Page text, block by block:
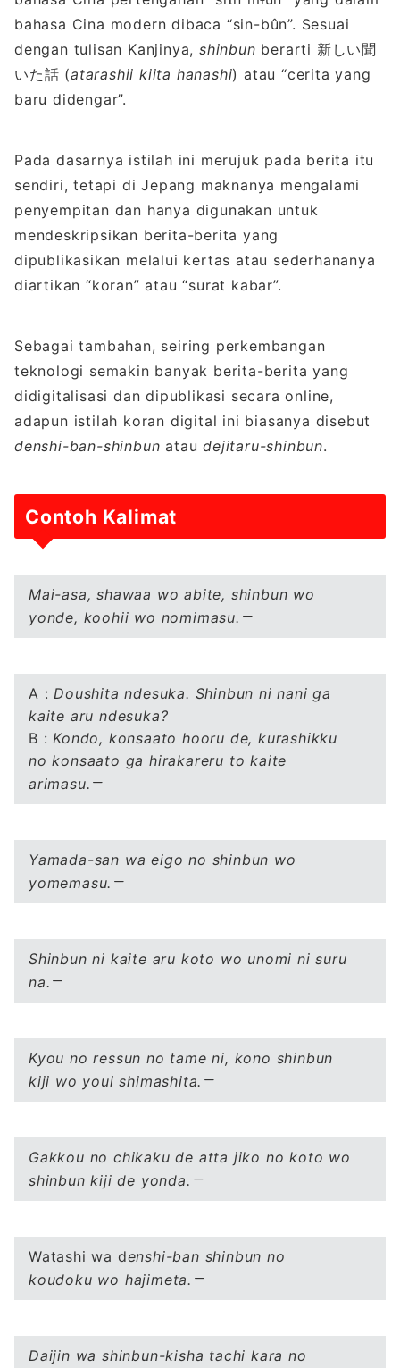
bahasa Cina modern dibaca “sin-bûn”. Sesuai
dengan tulisan Kanjinya,shinbun berarti 新しい聞
いた話 (atarashii kiita hanashi) atau “cerita yang
baru didengar”.
Pada dasarnya istilah ini merujuk pada berita itu
sendiri, tetapi di Jepang maknanya mengalami
penyempitan dan hanya digunakan untuk
mendeskripsikan berita-berita yang
dipublikasikan melalui kertas atau sederhananya
diartikan “koran” atau “surat kabar”.
Sebagai tambahan, seiring perkembangan
teknologi semakin banyak berita-berita yang
didigitalisasi dan dipublikasi secara online,
adapun istilah koran digital ini biasanya disebut
denshi-ban-shinbun ataudejitaru-shinbun.
Contoh Kalimat
Mai-asa, shawaa wo abite, shinbun wo
yonde, koohii wo nomimasu.
A :Doushita ndesuka. Shinbun ni nani ga
kaite aru ndesuka?
B :Kondo, konsaato hooru de, kurashikku
no konsaato ga hirakareru to kaite
arimasu.
Yamada-san wa eigo no shinbun wo
yomemasu.
Shinbun ni kaite aru koto wo unomi ni suru
na.
Kyou no ressun no tame ni, kono shinbun
kiji wo youi shimashita.
Gakkou no chikaku de atta jiko no koto wo
shinbun kiji de yonda.
Watashi wa denshi-ban shinbun no
koudoku wo hajimeta.
Daijin wa shinbun-kisha tachi kara no